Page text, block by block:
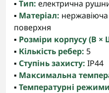
▪️ Тип: електрична
▪️ Матеріал: нержавіюча
поверхня
▪️ Розміри корпусу (В ×
▪️ Кількість ребер: 5
▪️ Ступінь захисту: IP44
▪️ Максимальна
▪️ Температурні